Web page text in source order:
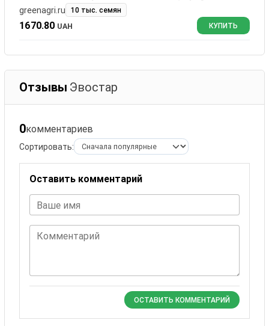
greenagri.ru 10 тыс. семян
1670.80 UAH КУПИТЬ
Отзывы Эвостар
0комментариев
Сортировать:
Оставить комментарий
Ваше имя
Комментарий
ОСТАВИТЬ КОММЕНТАРИЙ